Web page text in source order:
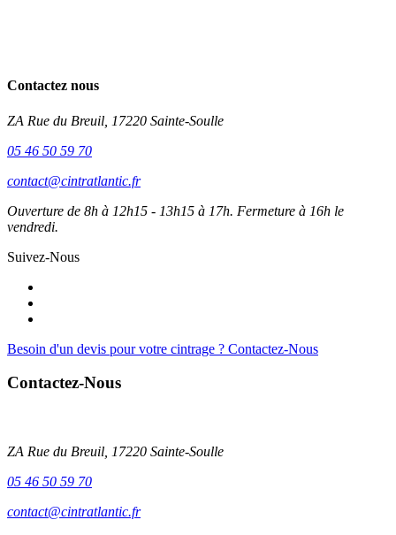
Contactez nous
ZA Rue du Breuil, 17220 Sainte-Soulle
05 46 50 59 70
contact@cintratlantic.fr
Ouverture de 8h à 12h15 - 13h15 à 17h. Fermeture à 16h le
vendredi.
Suivez-Nous
Besoin d'un devis pour votre cintrage ? Contactez-Nous
Contactez-Nous
ZA Rue du Breuil, 17220 Sainte-Soulle
05 46 50 59 70
contact@cintratlantic.fr